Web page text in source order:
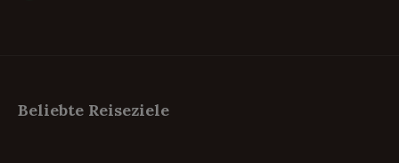
Beliebte Reiseziele